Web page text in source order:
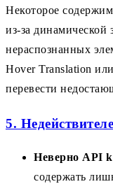
Некоторое
из-за динамической
нераспознанных
Hover Translation
перевести
5.
Неверно API
содержать